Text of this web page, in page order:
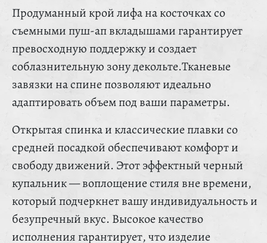
Продуманный крой лифа на косточках со
съемными пуш-ап вкладышами гарантирует
превосходную поддержку и создает
соблазнительную зону декольте.Тканевые
завязки на спине позволяют идеально
адаптировать объем под ваши параметры.
Открытая спинка и классические плавки со
средней посадкой обеспечивают комфорт и
свободу движений. Этот эффектный черный
купальник — воплощение стиля вне времени,
который подчеркнет вашу индивидуальность и
безупречный вкус. Высокое качество
исполнения гарантирует, что изделие